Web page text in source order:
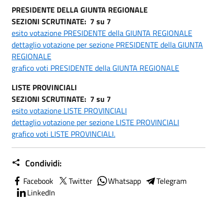
PRESIDENTE DELLA GIUNTA REGIONALE
SEZIONI SCRUTINATE: 7 su 7
esito votazione PRESIDENTE della GIUNTA REGIONALE
dettaglio votazione per sezione PRESIDENTE della GIUNTA
REGIONALE
grafico voti PRESIDENTE della GIUNTA REGIONALE
LISTE PROVINCIALI
SEZIONI SCRUTINATE: 7 su 7
esito votazione LISTE PROVINCIALI
dettaglio votazione per sezione LISTE PROVINCIALI
grafico voti LISTE PROVINCIALI.
Condividi:
Facebook Twitter Whatsapp
Telegram
LinkedIn